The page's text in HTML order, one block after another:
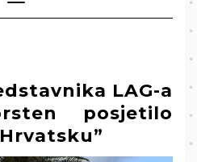
LAG-a
posjetilo